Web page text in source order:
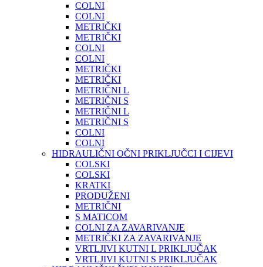
COLNI
COLNI
METRIČKI
METRIČKI
COLNI
COLNI
METRIČKI
METRIČKI
METRIČNI L
METRIČNI S
METRIČNI L
METRIČNI S
COLNI
COLNI
HIDRAULIČNI OČNI PRIKLJUČCI I CIJEVI
COLSKI
COLSKI
KRATKI
PRODUŽENI
METRIČNI
S MATICOM
COLNI ZA ZAVARIVANJE
METRIČKI ZA ZAVARIVANJE
VRTLJIVI KUTNI L PRIKLJUČAK
VRTLJIVI KUTNI S PRIKLJUČAK